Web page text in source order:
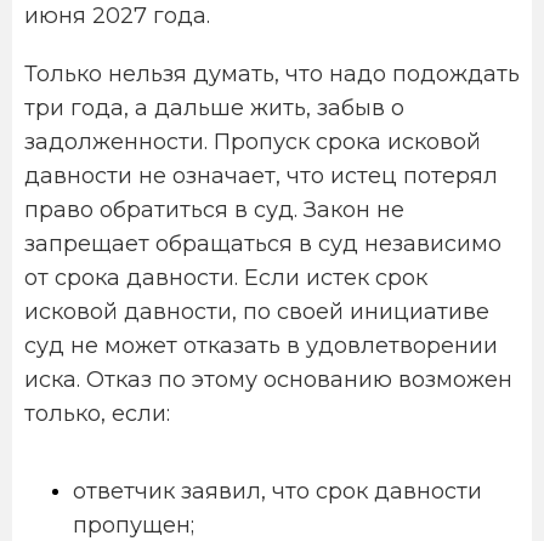
июня 2027 года.
Только нельзя думать, что надо подождать
три года, а дальше жить, забыв о
задолженности. Пропуск срока исковой
давности не означает, что истец потерял
право обратиться в суд. Закон не
запрещает обращаться в суд независимо
от срока давности. Если истек срок
исковой давности, по своей инициативе
суд не может отказать в удовлетворении
иска. Отказ по этому основанию возможен
только, если:
ответчик заявил, что срок давности
пропущен;